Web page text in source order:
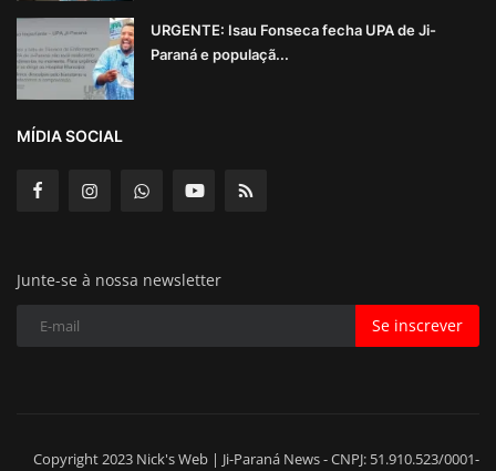
URGENTE: Isau Fonseca fecha UPA de Ji-
Paraná e populaçã...
MÍDIA SOCIAL
Junte-se à nossa newsletter
Se inscrever
Copyright 2023 Nick's Web | Ji-Paraná News - CNPJ: 51.910.523/0001-